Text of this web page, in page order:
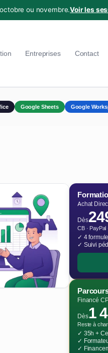
ou novembre.Voir les
Entreprises Contact
Google Sheets Google
Achat
Dès
CB ·
✓ 4
✓ Suivi
Financé
Dès1
Reste à
✓ 35h +
✓
✓